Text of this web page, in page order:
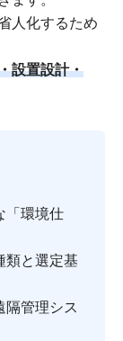
人化するため
設置設計・
「環境仕
類と選定基
隔管理シス